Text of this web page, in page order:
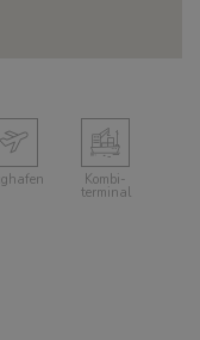
Kombi­
terminal